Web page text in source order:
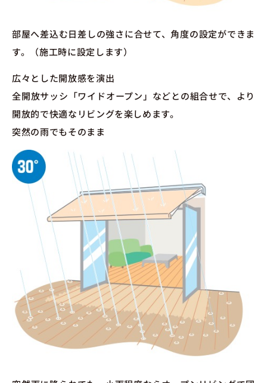
部屋へ差込む日差しの強さに合せて、角度の設定ができま
す。（施工時に設定します）
広々とした開放感を演出
全開放サッシ「ワイドオープン」などとの組合せで、より
開放的で快適なリビングを楽しめます。
突然の雨でもそのまま